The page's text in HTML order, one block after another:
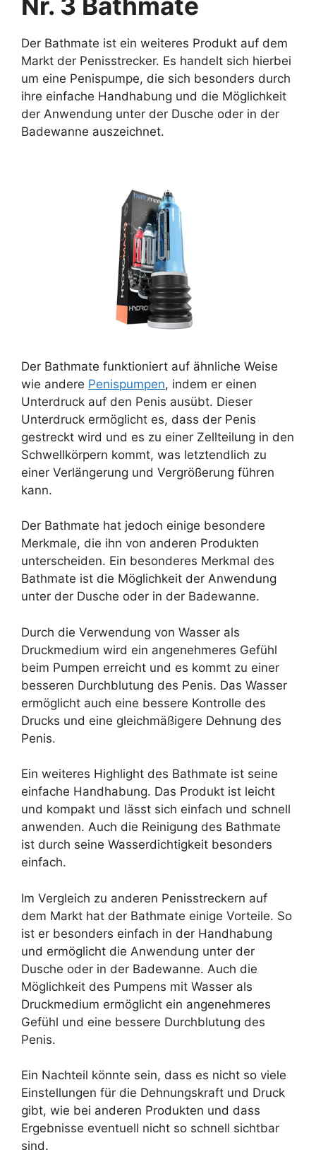
Der Bathmate ist ein weiteres Produkt auf dem
Markt der Penisstrecker. Es handelt sich hierbei
um eine Penispumpe, die sich besonders durch
ihre einfache Handhabung und die Möglichkeit
der Anwendung unter der Dusche oder in der
Badewanne auszeichnet.
Der Bathmate funktioniert auf ähnliche Weise
wie andere Penispumpen, indem er einen
Unterdruck auf den Penis ausübt. Dieser
Unterdruck ermöglicht es, dass der Penis
gestreckt wird und es zu einer Zellteilung in den
Schwellkörpern kommt, was letztendlich zu
einer Verlängerung und Vergrößerung führen
kann.
Der Bathmate hat jedoch einige besondere
Merkmale, die ihn von anderen Produkten
unterscheiden. Ein besonderes Merkmal des
Bathmate ist die Möglichkeit der Anwendung
unter der Dusche oder in der Badewanne.
Durch die Verwendung von Wasser als
Druckmedium wird ein angenehmeres Gefühl
beim Pumpen erreicht und es kommt zu einer
besseren Durchblutung des Penis. Das Wasser
ermöglicht auch eine bessere Kontrolle des
Drucks und eine gleichmäßigere Dehnung des
Penis.
Ein weiteres Highlight des Bathmate ist seine
einfache Handhabung. Das Produkt ist leicht
und kompakt und lässt sich einfach und schnell
anwenden. Auch die Reinigung des Bathmate
ist durch seine Wasserdichtigkeit besonders
einfach.
Im Vergleich zu anderen Penisstreckern auf
dem Markt hat der Bathmate einige Vorteile. So
ist er besonders einfach in der Handhabung
und ermöglicht die Anwendung unter der
Dusche oder in der Badewanne. Auch die
Möglichkeit des Pumpens mit Wasser als
Druckmedium ermöglicht ein angenehmeres
Gefühl und eine bessere Durchblutung des
Penis.
Ein Nachteil könnte sein, dass es nicht so viele
Einstellungen für die Dehnungskraft und Druck
gibt, wie bei anderen Produkten und dass
Ergebnisse eventuell nicht so schnell sichtbar
sind.